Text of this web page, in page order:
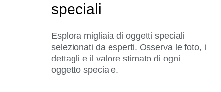
speciali
Esplora migliaia di oggetti speciali
selezionati da esperti. Osserva le foto, i
dettagli e il valore stimato di ogni
oggetto speciale.